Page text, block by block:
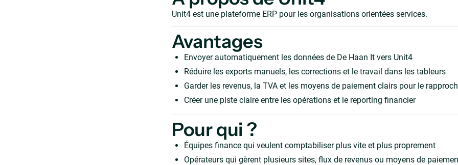
Unit4 est une plateforme ERP pour les organisations orientées services.
Avantages
Envoyer automatiquement les données de De Haan It vers Unit4
Réduire les exports manuels, les corrections et le travail dans les tableurs
Garder les revenus, la TVA et les moyens de paiement clairs pour le
Créer une piste claire entre les opérations et le reporting financier
Pour qui ?
Équipes finance qui veulent comptabiliser plus vite et plus proprement
Opérateurs qui gèrent plusieurs sites, flux de revenus ou moyens de